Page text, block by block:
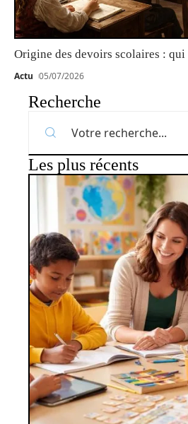
Origine des devoirs scolaires : qui
Actu 05/07/2026
Recherche
Les plus récents